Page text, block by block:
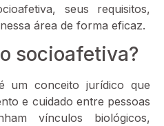
seus requisitos,
área de forma eficaz.
socioafetiva?
um conceito jurídico que
e cuidado entre pessoas
vínculos biológicos,